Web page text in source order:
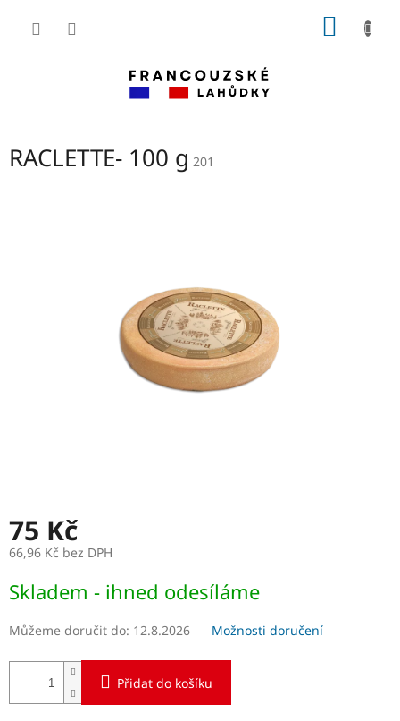
RACLETTE- 100 g 201
75 Kč
66,96 Kč bez DPH
cena:
Skladem - ihned odesíláme
Můžeme doručit do: 12.8.2026 Možnosti doručení
Přidat do košíku